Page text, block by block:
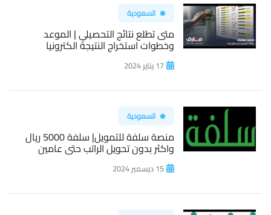
السعودية
متى تطلع نتائج التحصيلي | الموعد
وخطوات استخراج النتيجة الكترونيا
17 يناير 2024
السعودية
منصة سلفة للتمويل| سلفة 5000 ريال
واكثر بدون تحويل الراتب حتى عامين
15 ديسمبر 2024